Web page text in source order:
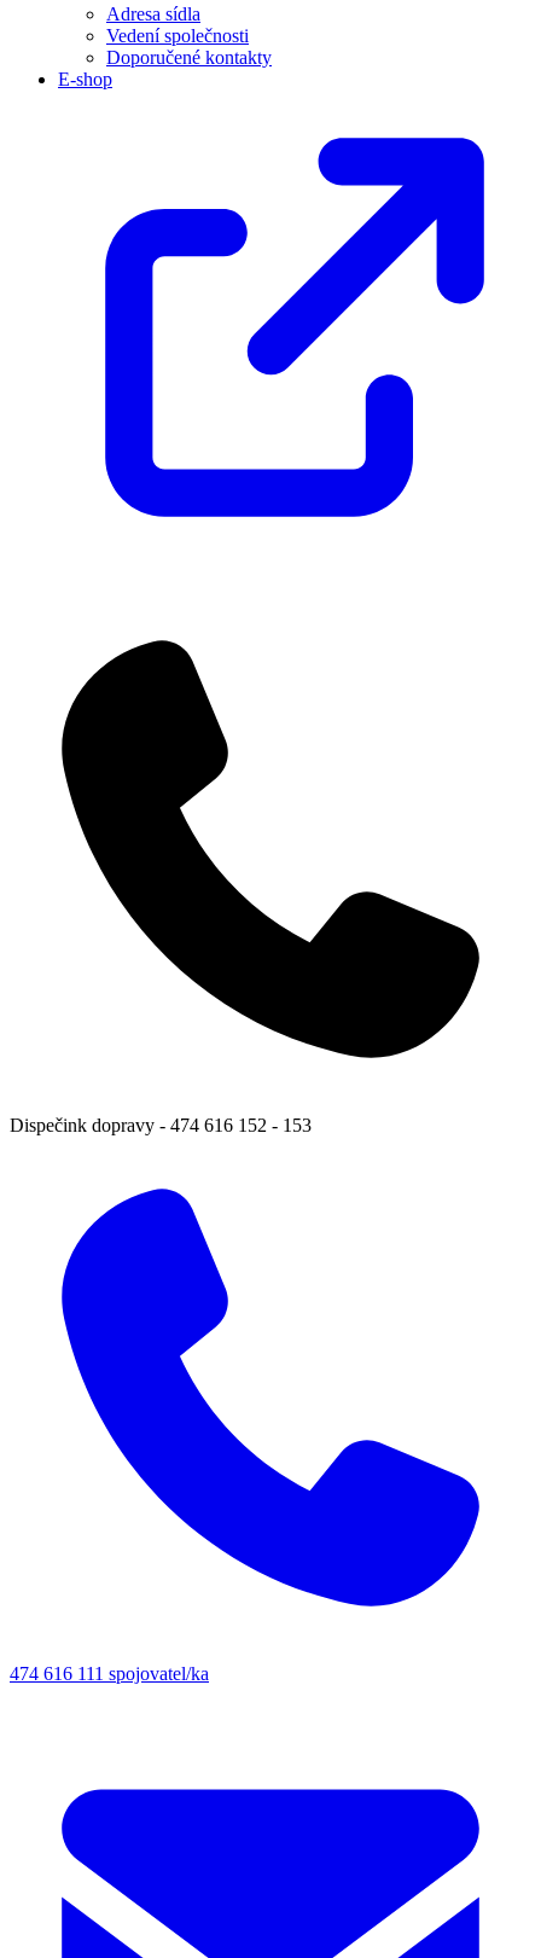
Adresa sídla
Vedení společnosti
Doporučené kontakty
E-shop
Dispečink dopravy - 474 616 152 ‑ 153
474 616 111 spojovatel/ka